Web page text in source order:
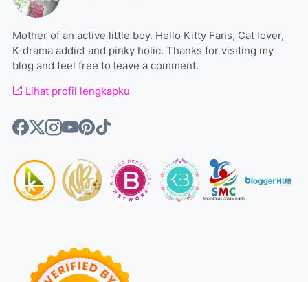
Mother of an active little boy. Hello Kitty Fans, Cat lover,
K-drama addict and pinky holic. Thanks for visiting my
blog and feel free to leave a comment.
Lihat profil lengkapku